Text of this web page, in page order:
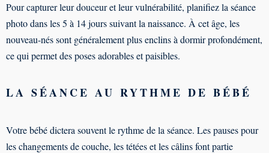
Pour capturer leur douceur et leur vulnérabilité, planifiez la séance
photo dans les 5 à 14 jours suivant la naissance. À cet âge, les
nouveau-nés sont généralement plus enclins à dormir profondément,
ce qui permet des poses adorables et paisibles.
LA SÉANCE AU RYTHME DE BÉBÉ
Votre bébé dictera souvent le rythme de la séance. Les pauses pour
les changements de couche, les tétées et les câlins font partie